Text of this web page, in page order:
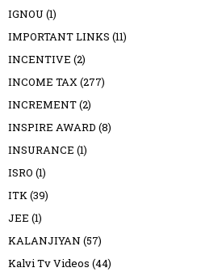
IGNOU (1)
IMPORTANT LINKS (11)
INCENTIVE (2)
INCOME TAX(277)
INCREMENT(2)
INSPIRE AWARD (8)
INSURANCE (1)
ISRO (1)
ITK(39)
JEE (1)
KALANJIYAN (57)
Kalvi Tv Videos (44)